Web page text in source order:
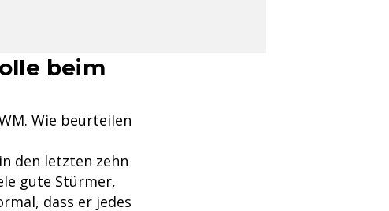
beim
Wie beurteilen
den letzten zehn
gute Stürmer,
dass er jedes